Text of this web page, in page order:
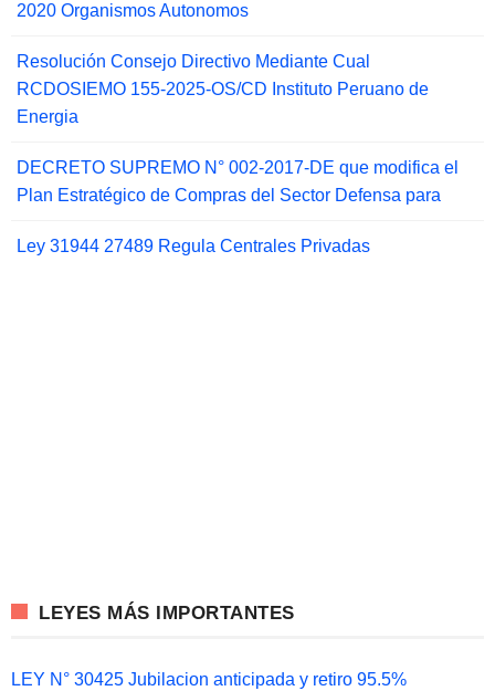
2020 Organismos Autonomos
Resolución Consejo Directivo Mediante Cual
RCDOSIEMO 155-2025-OS/CD Instituto Peruano de
Energia
DECRETO SUPREMO N° 002-2017-DE que modifica el
Plan Estratégico de Compras del Sector Defensa para
Ley 31944 27489 Regula Centrales Privadas
LEYES MÁS IMPORTANTES
LEY N° 30425 Jubilacion anticipada y retiro 95.5%